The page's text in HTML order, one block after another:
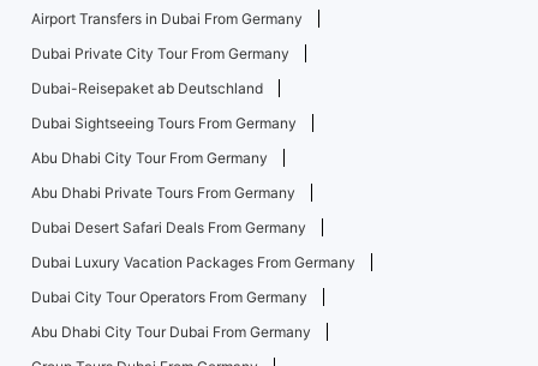
Airport Transfers in Dubai From Germany
Dubai Private City Tour From Germany
Dubai-Reisepaket ab Deutschland
Dubai Sightseeing Tours From Germany
Abu Dhabi City Tour From Germany
Abu Dhabi Private Tours From Germany
Dubai Desert Safari Deals From Germany
Dubai Luxury Vacation Packages From Germany
Dubai City Tour Operators From Germany
Abu Dhabi City Tour Dubai From Germany